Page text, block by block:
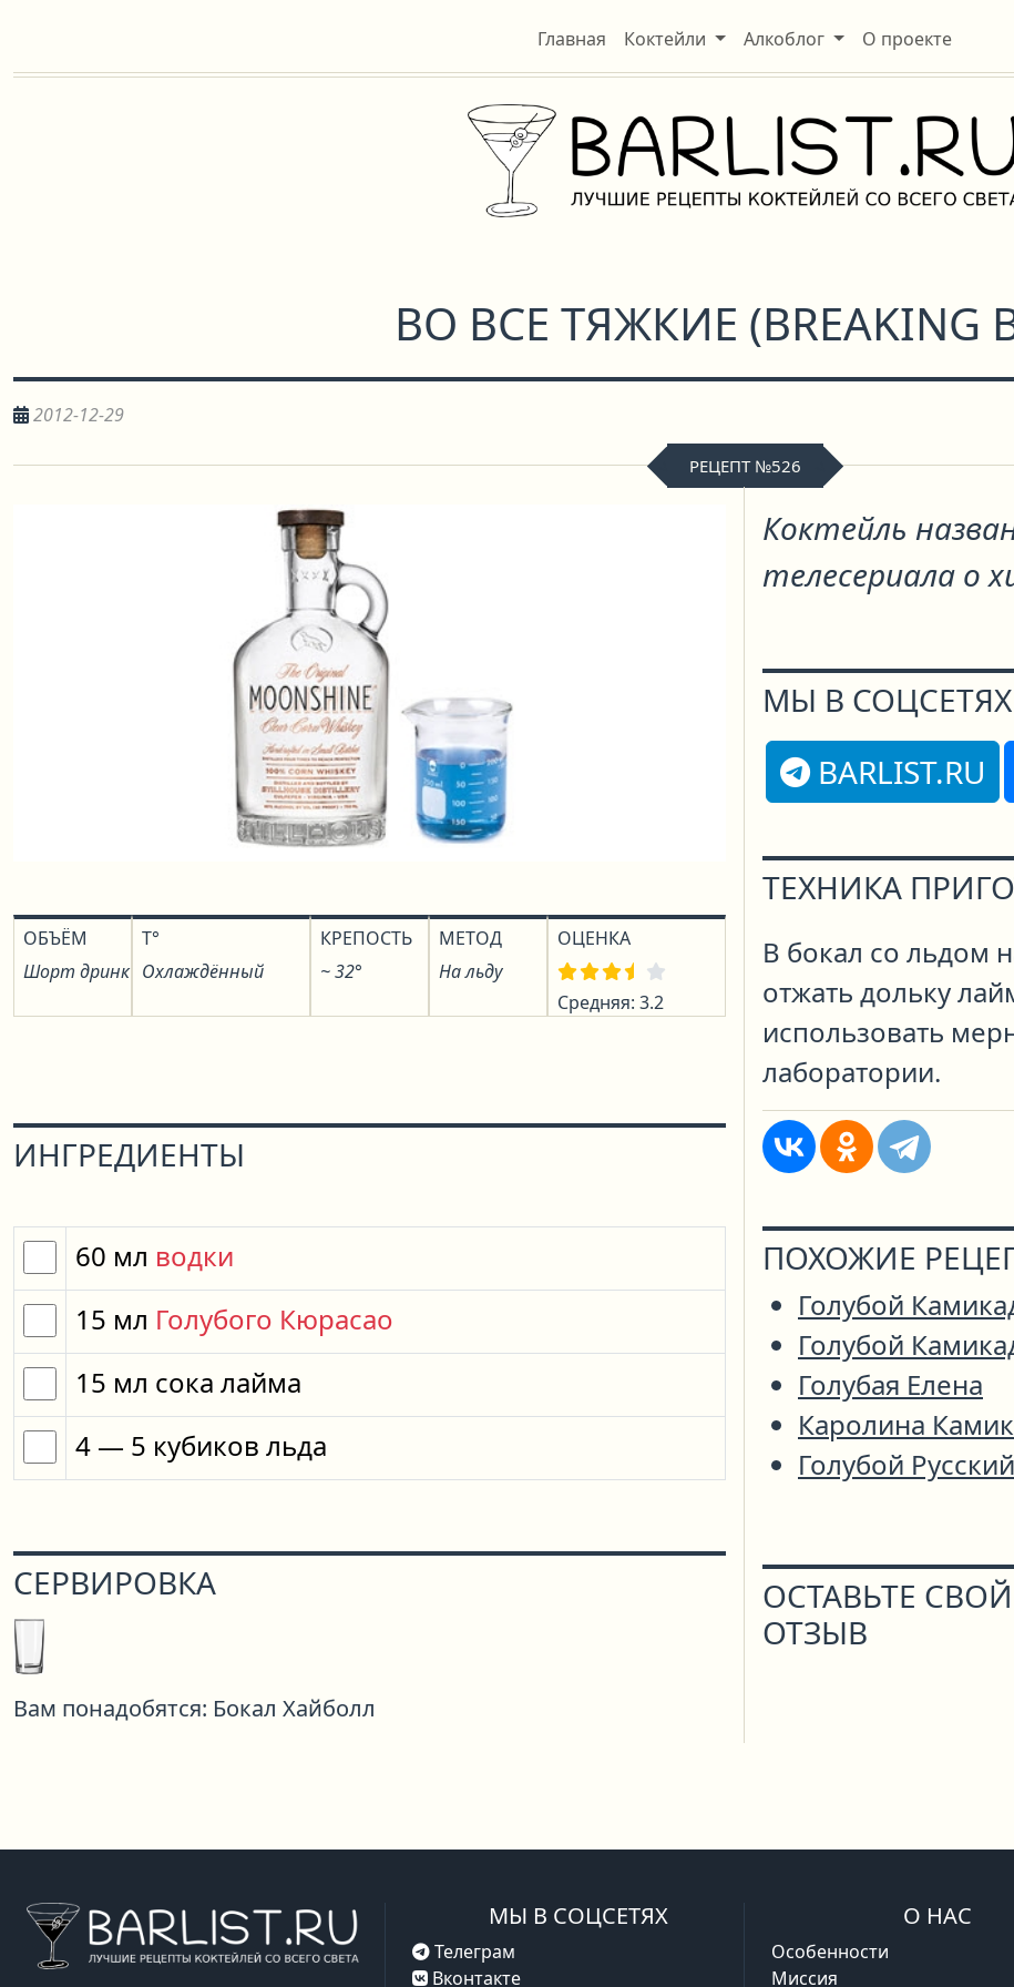
Главная Коктейли Алкоблог О проекте
ВО ВСЕ ТЯЖКИЕ (BREAKING
2012-12-29
РЕЦЕПТ №526
ОБЪЁМ
Шорт дринк
T°
Охлаждённый
КРЕПОСТЬ
~ 32°
МЕТОД
На льду
ОЦЕНКА
Средняя: 3.2
ИНГРЕДИЕНТЫ
60 мл водки
15 мл Голубого Кюрасао
15 мл сока лайма
4 — 5 кубиков льда
СЕРВИРОВКА
Вам понадобятся: Бокал Хайболл
Коктейль
телесериала о
МЫ В СОЦСЕТЯХ
BARLIST.RU
ТЕХНИКА
В бокал со льдом
отжать дольку
использовать
лаборатории.
ПОХОЖИЕ
Голубой
Голубой
Голубая Елена
Каролина
Голубой Русский
ОСТАВЬТЕ СВОЙ
ОТЗЫВ
МЫ В СОЦСЕТЯХ
Телеграм
Вконтакте
О НАС
Особенности
Миссия